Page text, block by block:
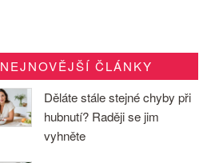
NEJNOVĚJŠÍ ČLÁNKY
Děláte stále stejné chyby při
hubnutí? Raději se jim
vyhněte